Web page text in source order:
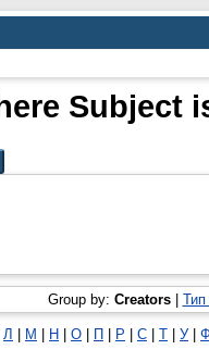
Subject
Group by: Creators|
Л | М | Н | О | П | Р | С | Т | У|